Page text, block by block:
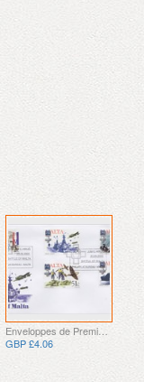
Enveloppes de Premier Jour
GBP £4.06